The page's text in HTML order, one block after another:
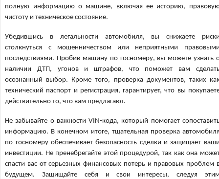
полную информацию о машине, включая ее историю,
чистоту и техническое состояние.
Убедившись в легальности автомобиля, вы снижаете
столкнуться с мошенничеством или неприятными
последствиями. Пробив машину по госномеру, вы можете узнать
наличии ДТП, угонов и штрафов, что поможет вам
осознанный выбор. Кроме того, проверка документов, таких
технический паспорт и регистрация, гарантирует, что вы
действительно то, что вам предлагают.
Не забывайте о важности VIN-кода, который помогает
информацию. В конечном итоге, тщательная проверка
по госномеру обеспечивает безопасность сделки и защищает
инвестиции. Не пренебрегайте этой процедурой, так как она
спасти вас от серьезных финансовых потерь и правовых проблем
будущем. Защищайте себя и свои интересы, следуя